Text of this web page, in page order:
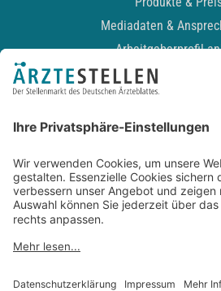
Mediadaten &
Arbeitgeberprofil
Recruiting-
Kontakt
Datenschutz
Newsletter